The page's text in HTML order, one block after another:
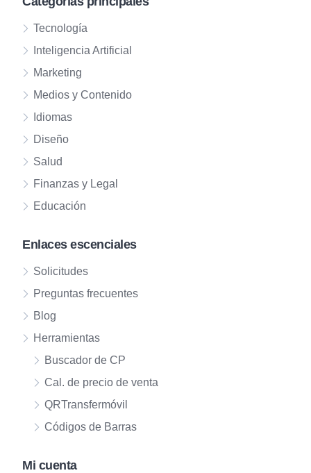
Tecnología
Inteligencia Artificial
Marketing
Medios y Contenido
Idiomas
Diseño
Salud
Finanzas y Legal
Educación
Enlaces escenciales
Solicitudes
Preguntas frecuentes
Blog
Herramientas
Buscador de CP
Cal. de precio de venta
QRTransfermóvil
Códigos de Barras
Mi cuenta